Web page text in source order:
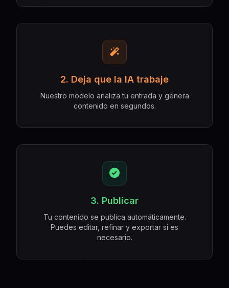
2. Deja que la IA trabaje
Nuestro modelo analiza tu entrada y genera
contenido en segundos.
3. Publicar
Tu contenido se publica automáticamente.
Puedes editar, refinar y exportar si es
necesario.